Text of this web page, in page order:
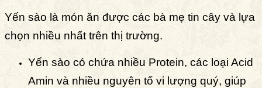
Yến sào là món ăn được các bà mẹ tin cây và lựa
chọn nhiều nhất trên thị trường.
Yến sào có chứa nhiều Protein, các loại Acid
Amin và nhiều nguyên tố vi lượng quý, giúp